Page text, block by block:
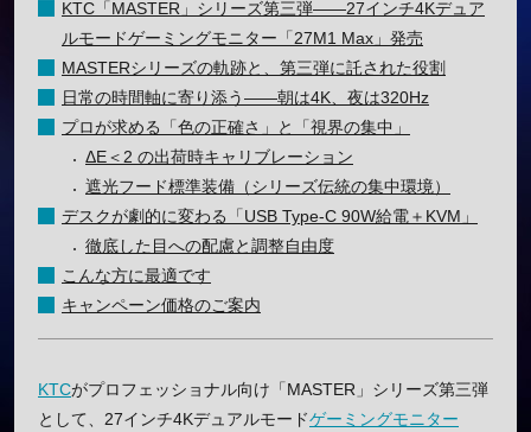
KTC「MASTER」シリーズ第三弾――27インチ4Kデュア
ルモードゲーミングモニター「27M1 Max」発売
MASTERシリーズの軌跡と、第三弾に託された役割
日常の時間軸に寄り添う――朝は4K、夜は320Hz
プロが求める「色の正確さ」と「視界の集中」
ΔE＜2 の出荷時キャリブレーション
遮光フード標準装備（シリーズ伝統の集中環境）
デスクが劇的に変わる「USB Type-C 90W給電＋KVM」
徹底した目への配慮と調整自由度
こんな方に最適です
キャンペーン価格のご案内
KTCがプロフェッショナル向け「MASTER」シリーズ第三弾
として、27インチ4Kデュアルモードゲーミングモニター